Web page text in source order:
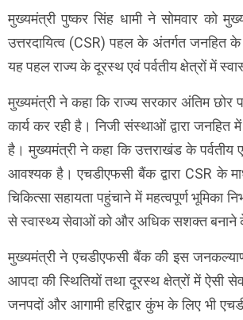
मुख्यमंत्री पुष्कर सिंह धामी ने सोमवार को
उत्तरदायित्व (CSR) पहल के अंतर्गत जनहित
यह पहल राज्य के दूरस्थ एवं पर्वतीय क्षेत्रों में
मुख्यमंत्री ने कहा कि राज्य सरकार अंतिम छोर
कार्य कर रही है। निजी संस्थाओं द्वारा जनहित
है। मुख्यमंत्री ने कहा कि उत्तराखंड के
आवश्यक है। एचडीएफसी बैंक द्वारा CSR के
चिकित्सा सहायता पहुंचाने में महत्वपूर्ण भूमिका
से स्वास्थ्य सेवाओं को और अधिक सशक्त बनाने
मुख्यमंत्री ने एचडीएफसी बैंक की इस
आपदा की स्थितियों तथा दूरस्थ क्षेत्रों में ऐसी
जनपदों और आगामी हरिद्वार कुंभ के लिए भी